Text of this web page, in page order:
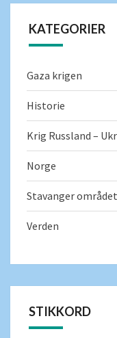
KATEGORIER
Gaza krigen
Historie
Krig Russland –
Norge
Stavanger området
Verden
STIKKORD